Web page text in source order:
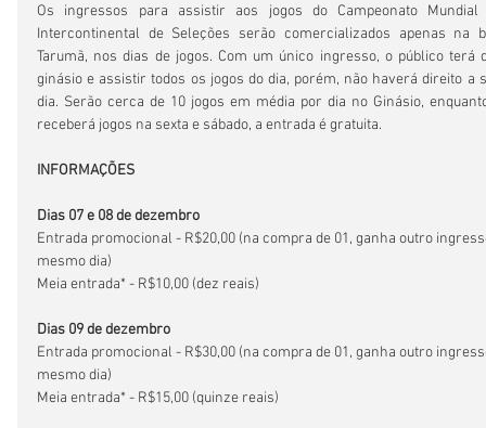
Os ingressos para assistir aos jogos do Campeonato
Intercontinental de Seleções serão comercializados apenas na
Tarumã, nos dias de jogos. Com um único ingresso, o público terá
ginásio e assistir todos os jogos do dia, porém, não haverá direito a
dia. Serão cerca de 10 jogos em média por dia no Ginásio,
receberá jogos na sexta e sábado, a entrada é gratuita.
INFORMAÇÕES
Dias 07 e 08 de dezembro
Entrada promocional - R$20,00 (na compra de 01, ganha outro
mesmo dia)
Meia entrada* - R$10,00 (dez reais)
Dias 09 de dezembro
Entrada promocional - R$30,00 (na compra de 01, ganha outro
mesmo dia)
Meia entrada* - R$15,00 (quinze reais)